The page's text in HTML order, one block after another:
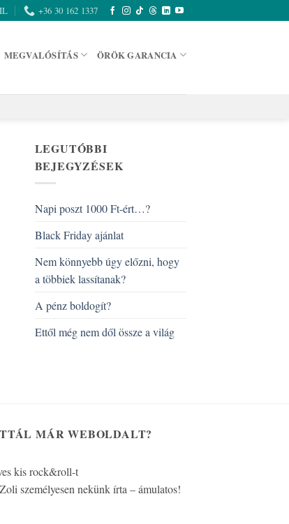
+36 30 162 1337
MEGVALÓSÍTÁS ÖRÖK GARANCIA
LEGUTÓBBI
BEJEGYZÉSEK
Napi poszt 1000 Ft-ért…?
Black Friday ajánlat
Nem könnyebb úgy előzni, hogy
a többiek lassítanak?
A pénz boldogít?
Ettől még nem dől össze a világ
MÁR WEBOLDALT?
kis rock&roll-t
személyesen nekünk írta – ámulatos!